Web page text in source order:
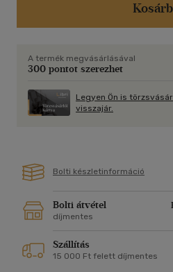
során alapvető változásokat
őket, hogy tárják föl szubjektív és
A termék megvásárlásával
300 pontot szerezhet
Legyen Ön is
visszajár.
Bolti készletinformáció
Bolti átvétel
díjmentes
Szállítás
15 000 Ft felett díjmentes